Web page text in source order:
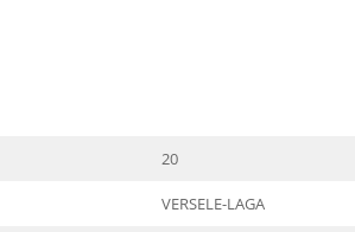
20
VERSELE-LAGA